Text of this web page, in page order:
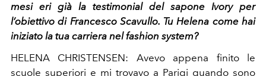
mesi eri già la testimonial del sapone Ivory per
l’obiettivo di Francesco Scavullo. Tu Helena come hai
iniziato la tua carriera nel fashion system?
HELENA CHRISTENSEN: Avevo appena finito le
scuole superiori e mi trovavo a Parigi quando sono